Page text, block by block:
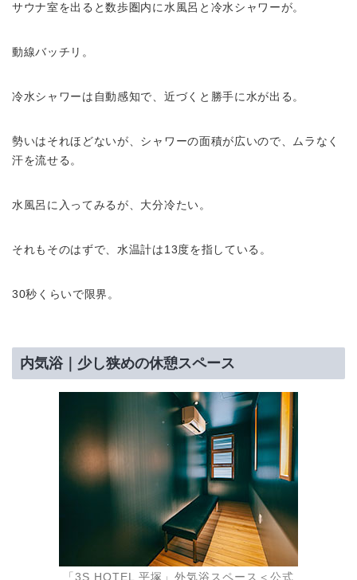
サウナ室を出ると数歩圏内に水風呂と冷水シャワーが。
動線バッチリ。
冷水シャワーは自動感知で、近づくと勝手に水が出る。
勢いはそれほどないが、シャワーの面積が広いので、ムラなく
汗を流せる。
水風呂に入ってみるが、大分冷たい。
それもそのはずで、水温計は13度を指している。
30秒くらいで限界。
内気浴｜少し狭めの休憩スペース
「3S HOTEL 平塚」外気浴スペース＜公式